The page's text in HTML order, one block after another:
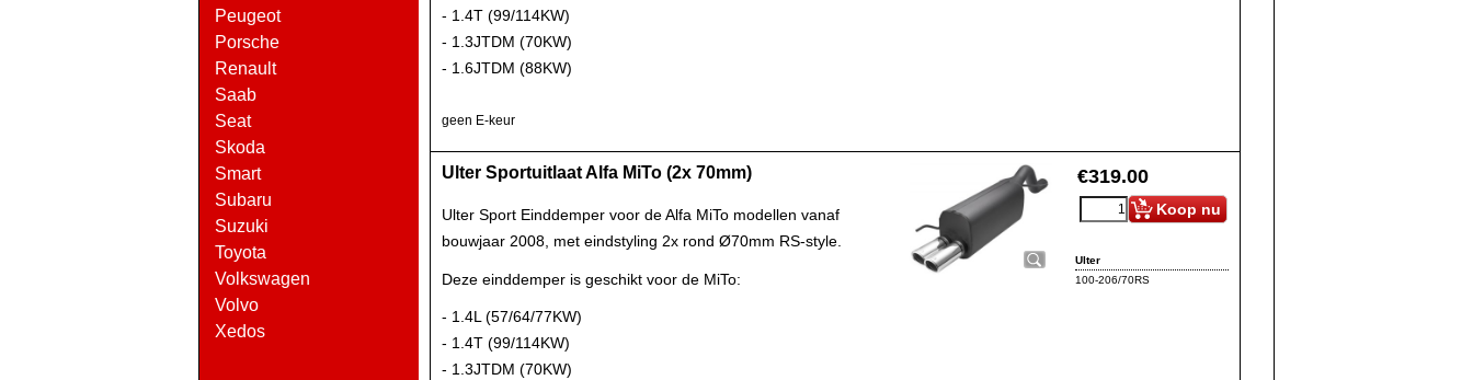
Peugeot
Porsche
Renault
Saab
Seat
Skoda
Smart
Subaru
Suzuki
Toyota
Volkswagen
Volvo
Xedos
- 1.4T (99/114KW)
- 1.3JTDM (70KW)
- 1.6JTDM (88KW)
geen E-keur
€319.00
Koop nu
Ulter
100-206/70RS
Ulter Sportuitlaat Alfa MiTo (2x 70mm)
Ulter Sport Einddemper voor de Alfa MiTo modellen vanaf
bouwjaar 2008, met eindstyling 2x rond Ø70mm RS-style.
Deze einddemper is geschikt voor de MiTo:
- 1.4L (57/64/77KW)
- 1.4T (99/114KW)
- 1.3JTDM (70KW)